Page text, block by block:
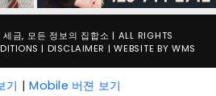
금, 모든 정보의 집합소 | ALL RIGHTS
| DISCLAIMER | WEBSITE BYWMS
기 |Mobile 버젼 보기